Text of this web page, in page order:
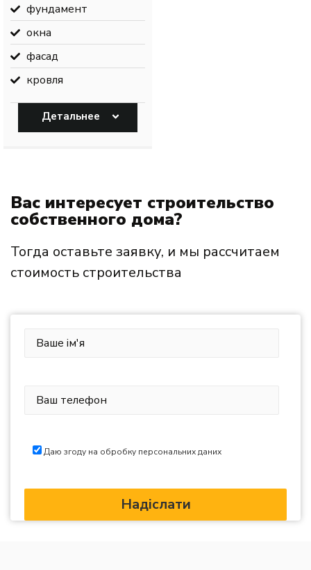
фундамент
окна
фасад
кровля
Детальнее
Вас интересует строительство
собственного дома?
Тогда оставьте заявку, и мы рассчитаем
стоимость строительства
Даю згоду на обробку персональних даних